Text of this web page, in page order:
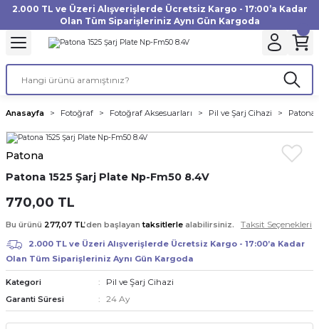
2.000 TL ve Üzeri Alışverişlerde Ücretsiz Kargo - 17:00’a Kadar
Olan Tüm Siparişleriniz Aynı Gün Kargoda
Geri Dön
Aksesuarları
Geri Dön
Geri Dön
Geri Dön
Geri Dön
Geri Dön
Geri Dön
Geri Dön
Geri Dön
Geri Dön
Geri Dön
Aksesuarları
Geri Dön
Anasayfa Fotoğraf Fotoğraf Aksesuarları Pil ve Şarj Cihazi Patona
Patona
Patona 1525 Şarj Plate Np-Fm50 8.4V
770,00 TL
Bu ürünü 277,07 TL’den başlayantaksitlerle alabilirsiniz. Taksit Seçenekleri
2.000 TL ve Üzeri Alışverişlerde Ücretsiz Kargo - 17:00’a Kadar
Olan Tüm Siparişleriniz Aynı Gün Kargoda
Kategori Pil ve Şarj Cihazi
Garanti Süresi 24 Ay